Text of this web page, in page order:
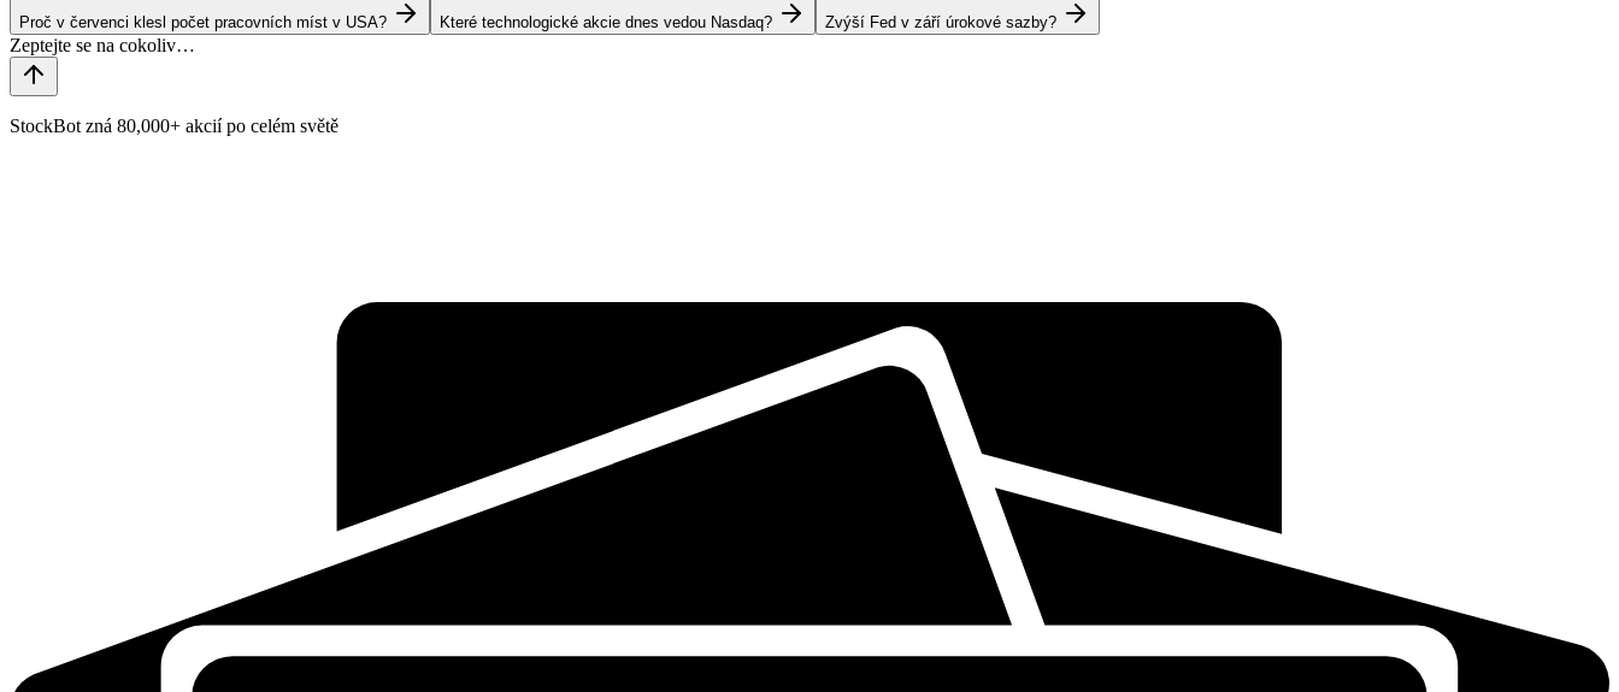
Proč v červenci klesl počet pracovních míst v USA? Které technologické akcie dnes vedou Nasdaq? Zvýší Fed v září úrokové sazby?
StockBot zná 80,000+ akcií po celém světě